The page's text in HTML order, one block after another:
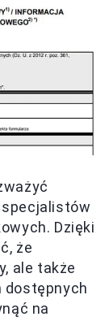
Dzięki
że
ale także
dostępnych
na